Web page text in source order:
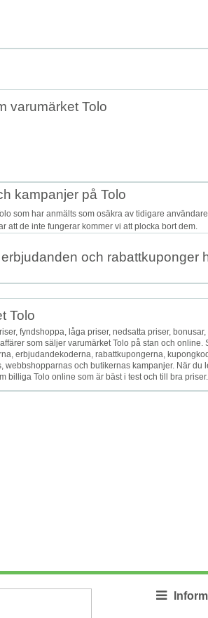
varumärket Tolo
kampanjer på Tolo
som har anmälts som osäkra av tidigare
att de inte fungerar kommer vi att plocka bort dem.
och rabattkuponger
Tolo
fyndshoppa, låga priser, nedsatta priser,
som säljer varumärket Tolo på stan och
erbjudandekoderna, rabattkupongerna,
webbshopparnas och butikernas kampanjer. När du
billiga Tolo online som är bäst i test och till bra priser.